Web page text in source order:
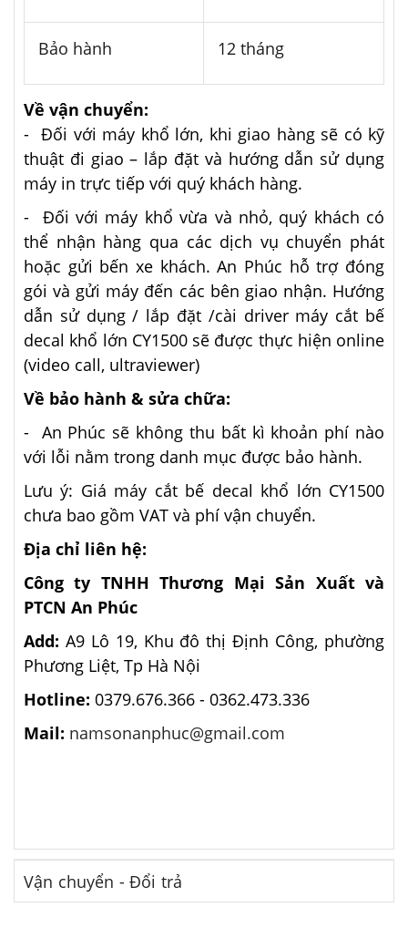
Bảo hành 12 tháng
Về vận chuyển:
- Đối với máy khổ lớn, khi giao hàng sẽ có kỹ
thuật đi giao – lắp đặt và hướng dẫn sử dụng
máy in trực tiếp với quý khách hàng.
- Đối với máy khổ vừa và nhỏ, quý khách có
thể nhận hàng qua các dịch vụ chuyển phát
hoặc gửi bến xe khách. An Phúc hỗ trợ đóng
gói và gửi máy đến các bên giao nhận. Hướng
dẫn sử dụng / lắp đặt /cài driver máy cắt bế
decal khổ lớn CY1500 sẽ được thực hiện online
(video call, ultraviewer)
Về bảo hành & sửa chữa:
- An Phúc sẽ không thu bất kì khoản phí nào
với lỗi nằm trong danh mục được bảo hành.
Lưu ý: Giá máy cắt bế decal khổ lớn CY1500
chưa bao gồm VAT và phí vận chuyển.
Địa chỉ liên hệ:
Công ty TNHH Thương Mại Sản Xuất và
PTCN An Phúc
Add: A9 Lô 19, Khu đô thị Định Công, phường
Phương Liệt, Tp Hà Nội
Hotline: 0379.676.366 - 0362.473.336
Mail: namsonanphuc@gmail.com
Vận chuyển - Đổi trả